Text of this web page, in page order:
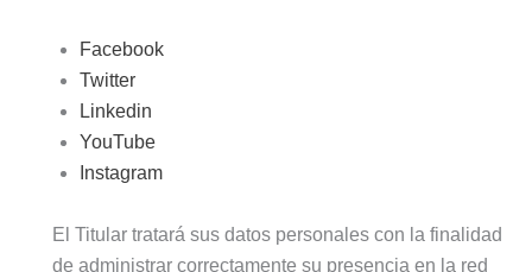
Facebook
Twitter
Linkedin
YouTube
Instagram
El Titular tratará sus datos personales con la finalidad
de administrar correctamente su presencia en la red